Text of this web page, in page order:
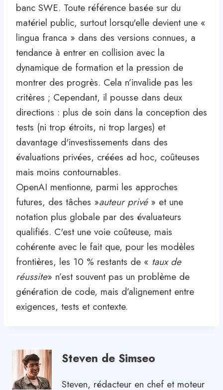
banc SWE. Toute référence basée sur du
matériel public, surtout lorsqu'elle devient une «
lingua franca » dans des versions connues, a
tendance à entrer en collision avec la
dynamique de formation et la pression de
montrer des progrès. Cela n’invalide pas les
critères ; Cependant, il pousse dans deux
directions : plus de soin dans la conception des
tests (ni trop étroits, ni trop larges) et
davantage d'investissements dans des
évaluations privées, créées ad hoc, coûteuses
mais moins contournables.
OpenAI mentionne, parmi les approches
futures, des tâches »auteur privé» et une
notation plus globale par des évaluateurs
qualifiés. C'est une voie coûteuse, mais
cohérente avec le fait que, pour les modèles
frontières, les 10 % restants de « taux de
réussite» n’est souvent pas un problème de
génération de code, mais d’alignement entre
exigences, tests et contexte.
Steven de Simseo
Steven, rédacteur en chef et moteur